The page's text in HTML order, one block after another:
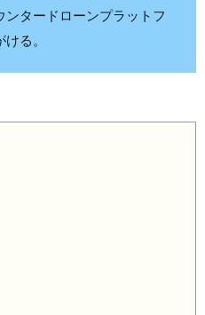
タードローンプラットフ
る。